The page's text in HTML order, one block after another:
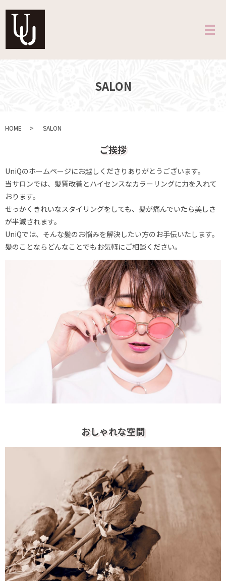
メ
SALON
HOME SALON
ご挨拶
UniQのホームページにお越しくださりありがとうございます。
当サロンでは、髪質改善とハイセンスなカラーリングに力を入れて
おります。
せっかくきれいなスタイリングをしても、髪が痛んでいたら美しさ
が半減されます。
UniQでは、そんな髪のお悩みを解決したい方のお手伝いたします。
髪のことならどんなことでもお気軽にご相談ください。
おしゃれな空間